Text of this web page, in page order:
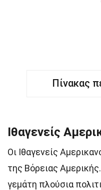
Πίνακας
Ιθαγενείς
Οι Ιθαγενείς
της Βόρειας
γεμάτη πλούσια